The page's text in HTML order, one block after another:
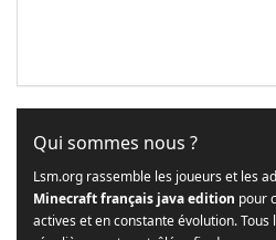
Qui sommes nous ?
Lsm.org rassemble les joueurs et les
Minecraft français java edition pour
actives et en constante évolution. Tous